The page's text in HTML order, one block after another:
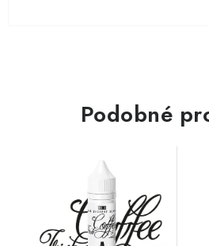
Podobné